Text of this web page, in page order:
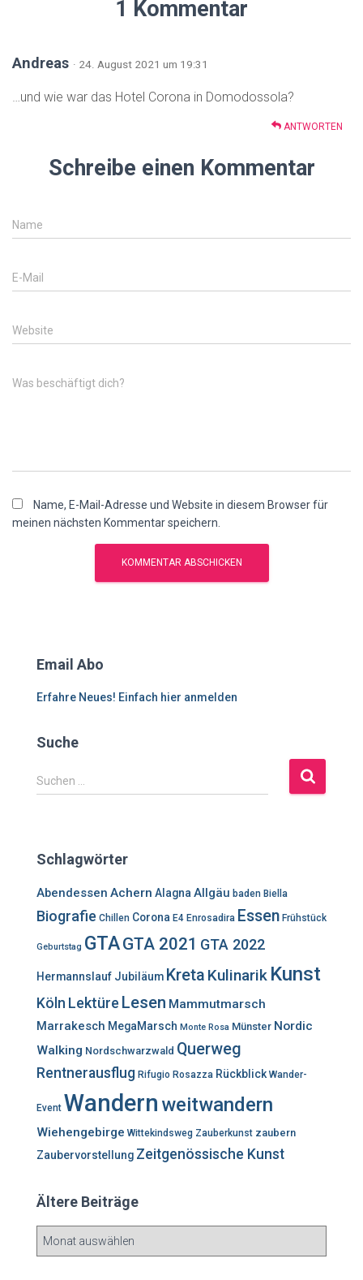
1 Kommentar
Andreas · 24. August 2021 um 19:31
…und wie war das Hotel Corona in Domodossola?
ANTWORTEN
Schreibe einen Kommentar
Name
E-Mail
Website
Was beschäftigt dich?
Name, E-Mail-Adresse und Website in diesem Browser für
meinen nächsten Kommentar speichern.
Email Abo
Erfahre Neues! Einfach hier anmelden
Suche
S
u
n
a
c
:
Suchen …
Schlagwörter
Abendessen Achern AlagnaAllgäu baden Biella
Biografie Chillen Corona E4 Enrosadira Essen Frühstück
Geburtstag GTAGTA 2021 GTA 2022
Hermannslauf Jubiläum Kreta Kulinarik Kunst
Köln LektüreLesen Mammutmarsch
Marrakesch MegaMarsch Monte Rosa Münster Nordic
Walking Nordschwarzwald Querweg
Rentnerausflug Rifugio Rosazza Rückblick Wander-
Event Wandern weitwandern
Wiehengebirge Wittekindsweg Zauberkunst zaubern
Zaubervorstellung Zeitgenössische Kunst
Ältere Beiträge